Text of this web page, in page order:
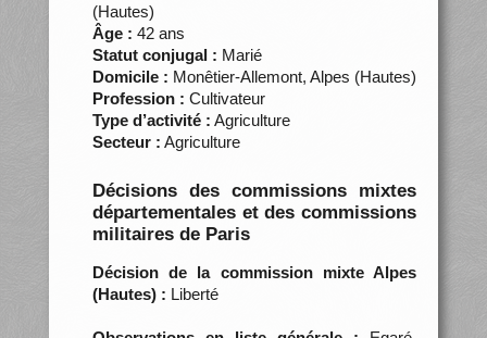
(Hautes)
Âge : 42 ans
Statut conjugal : Marié
Domicile : Monêtier-Allemont, Alpes (Hautes)
Profession : Cultivateur
Type d’activité : Agriculture
Secteur : Agriculture
Décisions des commissions mixtes
départementales et des commissions
militaires de Paris
Décision de la commission mixte Alpes
(Hautes) : Liberté